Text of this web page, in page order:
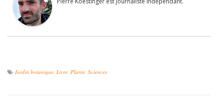
Jardin botanique Livre Plante Sciences